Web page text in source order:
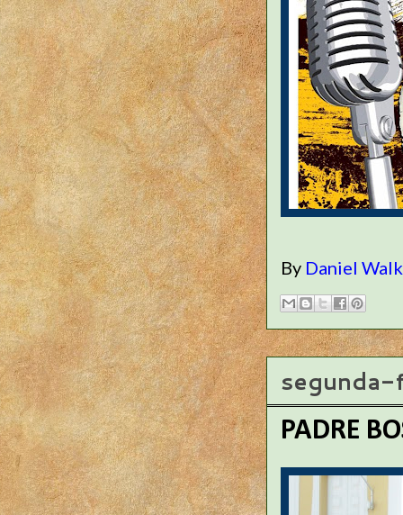
By Daniel
segunda-
PADRE